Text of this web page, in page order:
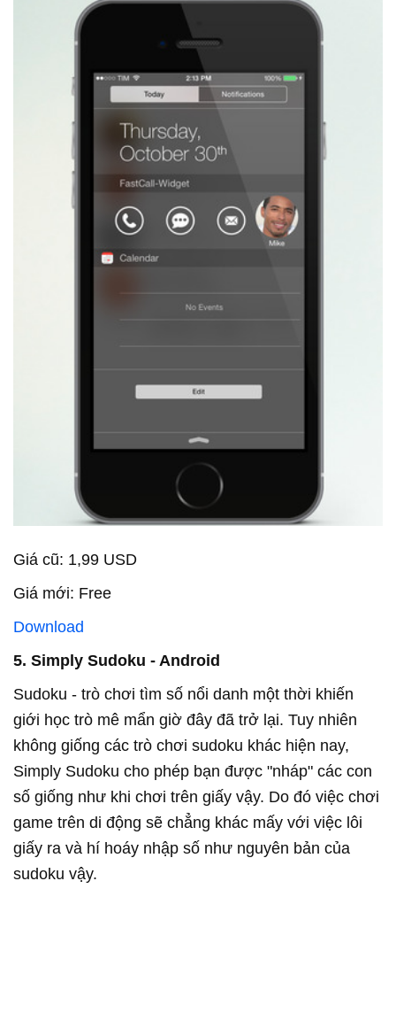
Giá cũ: 1,99 USD
Giá mới: Free
Download
5. Simply Sudoku - Android
Sudoku - trò chơi tìm số nổi danh một thời khiến
giới học trò mê mẩn giờ đây đã trở lại. Tuy nhiên
không giống các trò chơi sudoku khác hiện nay,
Simply Sudoku cho phép bạn được "nháp" các con
số giống như khi chơi trên giấy vậy. Do đó việc chơi
game trên di động sẽ chẳng khác mấy với việc lôi
giấy ra và hí hoáy nhập số như nguyên bản của
sudoku vậy.